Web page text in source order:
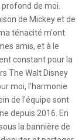
de moi.
de Mickey et de
ténacité m'ont
amis, et à le
constant pour la
The Walt Disney
moi, l'harmonie
de l'équipe sont
depuis 2016. En
la bannière de